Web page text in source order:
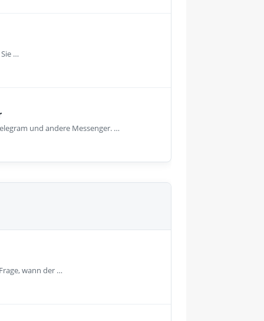
…
und andere Messenger. …
wann der …